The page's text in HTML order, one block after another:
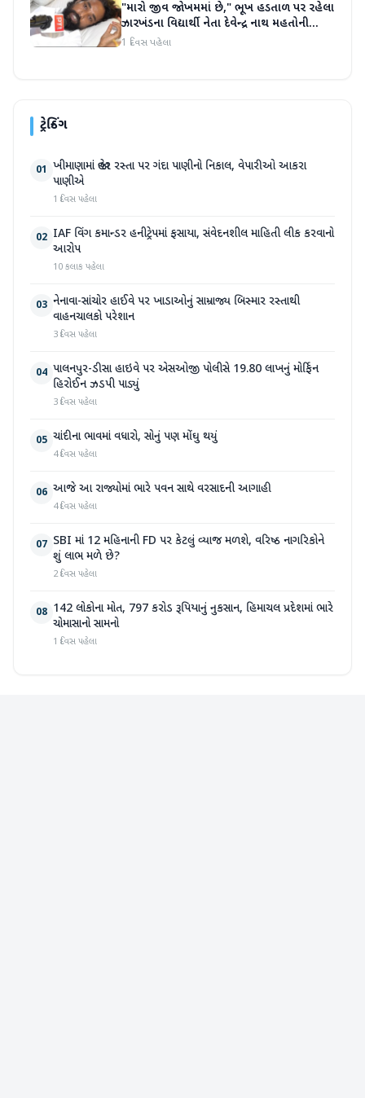
"મારો જીવ જોખમમાં છે," ભૂખ હડતાળ પર રહેલા
ઝારખંડના વિદ્યાર્થી નેતા દેવેન્દ્ર નાથ મહતોની
તબિયત ખરાબ
1 દિવસ પહેલા
ટ્રેન્ડિંગ
01 ખીમાણામાં જાહેર રસ્તા પર ગંદા પાણીનો નિકાલ, વેપારીઓ આકરા
પાણીએ
1 દિવસ પહેલા
02 IAF વિંગ કમાન્ડર હનીટ્રેપમાં ફસાયા, સંવેદનશીલ માહિતી લીક કરવાનો
આરોપ
10 કલાક પહેલા
03 નેનાવા-સાંચોર હાઈવે પર ખાડાઓનું સામ્રાજ્ય બિસ્માર રસ્તાથી
વાહનચાલકો પરેશાન
3 દિવસ પહેલા
04 પાલનપુર-ડીસા હાઇવે પર એસઓજી પોલીસે 19.80 લાખનું મોર્ફિન
હિરોઈન ઝડપી પાડ્યું
3 દિવસ પહેલા
05 ચાંદીના ભાવમાં વધારો, સોનું પણ મોંઘુ થયું
4 દિવસ પહેલા
06 આજે આ રાજ્યોમાં ભારે પવન સાથે વરસાદની આગાહી
4 દિવસ પહેલા
07 SBI માં 12 મહિનાની FD પર કેટલું વ્યાજ મળશે, વરિષ્ઠ નાગરિકોને
શું લાભ મળે છે?
2 દિવસ પહેલા
08 142 લોકોના મોત, 797 કરોડ રૂપિયાનું નુકસાન, હિમાચલ પ્રદેશમાં ભારે
ચોમાસાનો સામનો
1 દિવસ પહેલા